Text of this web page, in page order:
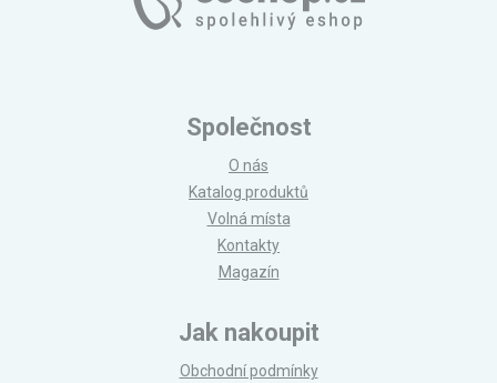
Společnost
O nás
Katalog produktů
Volná místa
Kontakty
Magazín
Jak nakoupit
Obchodní podmínky